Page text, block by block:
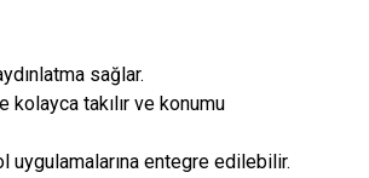
sağlar.
takılır ve konumu
uygulamalarına entegre edilebilir.